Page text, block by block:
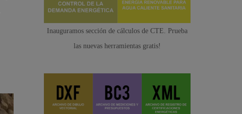
Inauguramos sección de cálculos de CTE. Prueba
las nuevas herramientas gratis!